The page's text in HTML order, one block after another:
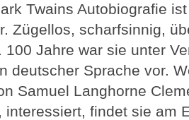
Twains Autobiografie
Zügellos, scharfsinnig,
100 Jahre war sie unter
deutscher Sprache vor.
Samuel Langhorne
interessiert, findet sie am